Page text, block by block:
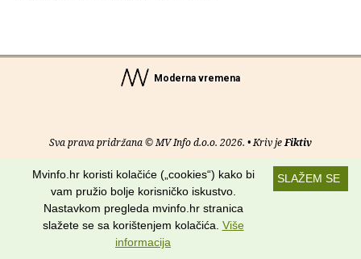
Moderna vremena
Sva prava pridržana © MV Info d.o.o. 2026. • Kriv jeFiktiv
O nama• Pomoć•Uvjeti korištenja•RSS kanali
Potraži nas na:
SLAŽEM SE
Mvinfo.hr koristi kolačiće („cookies“) kako bi
vam pružio bolje korisničko iskustvo.
Nastavkom pregleda mvinfo.hr stranica
slažete se sa korištenjem kolačića. Više
informacija